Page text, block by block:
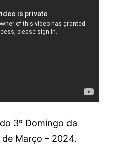
3º Domingo da
Março – 2024.